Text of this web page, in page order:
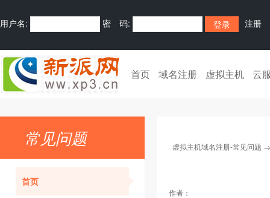
用户名: 密 码: 注册
首页 域名注册 虚拟主机 云
常见问题
首页
虚拟主机域名注册-常见问题
作者：